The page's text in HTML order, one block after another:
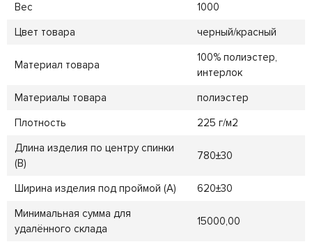
Вес
1000
Цвет товара
черный/красный
Материал товара
100% полиэстер,
интерлок
Материалы товара
полиэстер
Плотность
225 г/м2
Длина изделия по центру спинки
(B)
780±30
Ширина изделия под проймой (A)
620±30
Минимальная сумма для
удалённого склада
15000,00